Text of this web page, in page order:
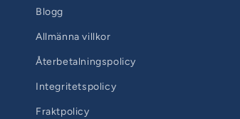
Blogg
Allmänna villkor
Återbetalningspolicy
Integritetspolicy
Fraktpolicy